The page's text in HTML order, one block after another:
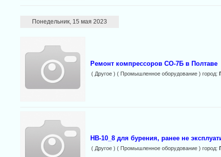
Понедельник, 15 мая 2023
Ремонт компрессоров СО-7Б в Полтаве
( Другое ) ( Промышленное оборудование ) город:
НВ-10_8 для бурения, ранее не
( Другое ) ( Промышленное оборудование ) город: